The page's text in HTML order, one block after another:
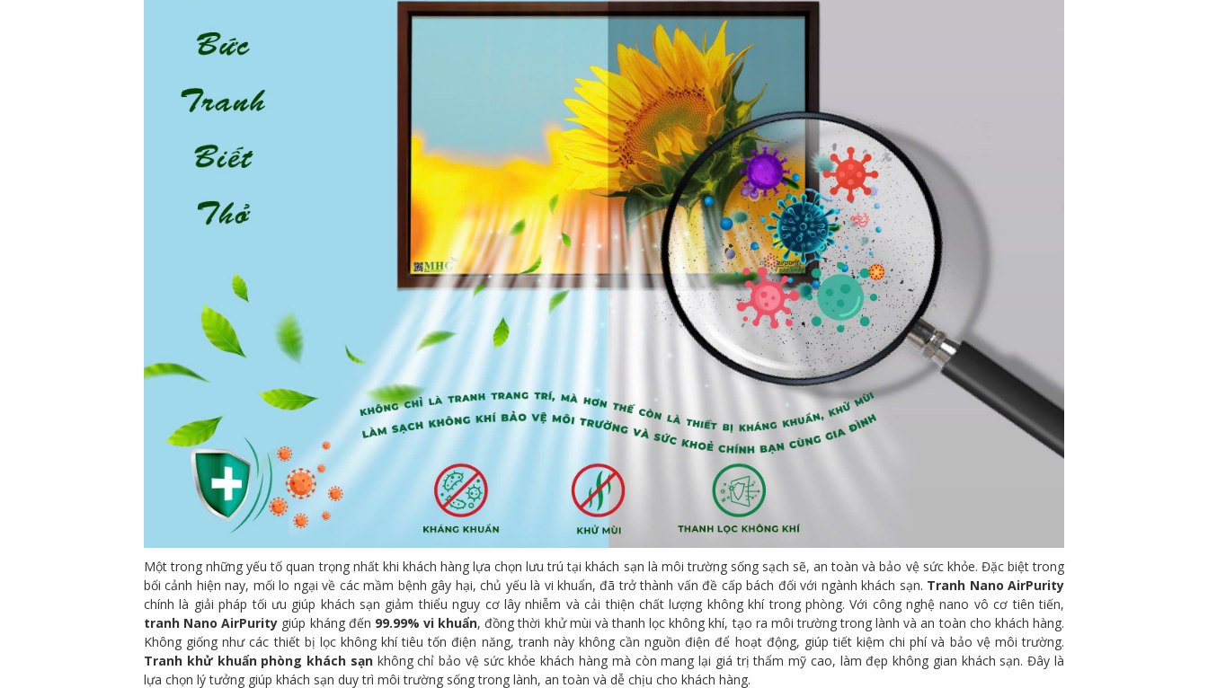
Một trong những yếu tố quan trọng nhất khi khách hàng lựa chọn lưu trú tại khách sạn là môi trường sống sạch sẽ, an toàn và bảo vệ sức khỏe. Đặc biệt trong
bối cảnh hiện nay, mối lo ngại về các mầm bệnh gây hại, chủ yếu là vi khuẩn, đã trở thành vấn đề cấp bách đối với ngành khách sạn. Tranh Nano AirPurity
chính là giải pháp tối ưu giúp khách sạn giảm thiểu nguy cơ lây nhiễm và cải thiện chất lượng không khí trong phòng. Với công nghệ nano vô cơ tiên tiến,
tranh Nano AirPurity giúp kháng đến 99.99% vi khuẩn, đồng thời khử mùi và thanh lọc không khí, tạo ra môi trường trong lành và an toàn cho khách hàng.
Không giống như các thiết bị lọc không khí tiêu tốn điện năng, tranh này không cần nguồn điện để hoạt động, giúp tiết kiệm chi phí và bảo vệ môi trường.
Tranh khử khuẩn phòng khách sạnkhông chỉ bảo vệ sức khỏe khách hàng mà còn mang lại giá trị thẩm mỹ cao, làm đẹp không gian khách sạn. Đây là
lựa chọn lý tưởng giúp khách sạn duy trì môi trường sống trong lành, an toàn và dễ chịu cho khách hàng.